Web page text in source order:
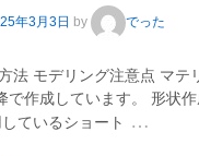
年3月3日 by でった
法 モデリング注意点 マ
で作成しています。 形状
ているショート
…